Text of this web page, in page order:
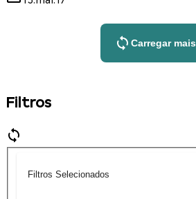
Carregar mais
Filtros
Filtros Selecionados